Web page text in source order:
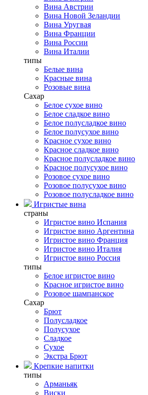
Вина Австрии
Вина Новой Зеландии
Вина Уругвая
Вина Франции
Вина России
Вина Италии
типы
Белые вина
Красные вина
Розовые вина
Сахар
Белое сухое вино
Белое сладкое вино
Белое полусладкое вино
Белое полусухое вино
Красное сухое вино
Красное сладкое вино
Красное полусладкое вино
Красное полусухое вино
Розовое сухое вино
Розовое полусухое вино
Розовое полусладкое вино
Игристые вина
страны
Игристое вино Испания
Игристое вино Аргентина
Игристое вино Франция
Игристое вино Италия
Игристое вино Россия
типы
Белое игристое вино
Красное игристое вино
Розовое шампанское
Сахар
Брют
Полусладкое
Полусухое
Сладкое
Сухое
Экстра Брют
Крепкие напитки
типы
Арманьяк
Виски